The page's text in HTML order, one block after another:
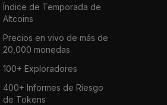
Índice de Temporada de
Altcoins
Precios en vivo de más de
20,000 monedas
100+ Exploradores
400+ Informes de Riesgo
de Tokens